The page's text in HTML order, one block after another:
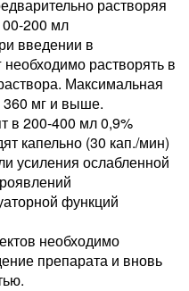
растворяя
200 мл
введении в
растворять в
Максимальная
360 мг и выше.
в 200-400 мл 0,9%
капельно (30 кап./мин)
усиления ослабленной
функций
необходимо
препарата и вновь